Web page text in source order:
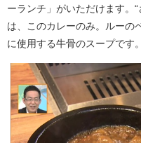
ーランチ」がいただけます。
は、このカレーのみ。ルーの
に使用する牛骨のスープです。